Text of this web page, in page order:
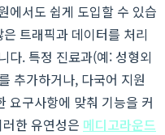
에서도 쉽게 도입할 수 있습
트래픽과 데이터를 처리
다. 특정 진료과(예: 성형외
추가하거나, 다국어 지원
요구사항에 맞춰 기능을 커
한 유연성은 메디고라운드